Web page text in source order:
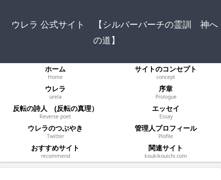
ウレラ 公式サイト 【シルバーバーチの霊訓 神へ
の道】
ホーム
Home
サイトのコンセプト
concept
ウレラ
urela
序章
Prologue
反転の詩人 (反転の真理）
Reverse poet
エッセイ
Essay
ウレラのつぶやき
Twitter
管理人プロフィール
Plofile
おすすめサイト
recommend
関連サイト
koukikouichi.com